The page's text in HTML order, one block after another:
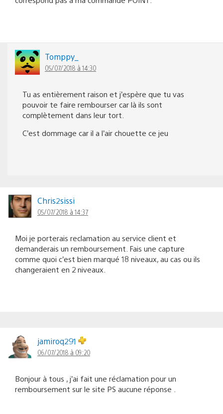
Tomppy_
05/07/2018 à 14:30
Tu as entièrement raison et j’espère que tu vas
pouvoir te faire rembourser car là ils sont
complètement dans leur tort.
C’est dommage car il a l’air chouette ce jeu
Chris2sissi
05/07/2018 à 14:37
Moi je porterais reclamation au service client et
demanderais un remboursement. Fais une capture
comme quoi c’est bien marqué 18 niveaux, au cas ou ils
changeraient en 2 niveaux.
jamiroq291
06/07/2018 à 09:20
Bonjour à tous , j’ai fait une réclamation pour un
remboursement sur le site PS aucune réponse .